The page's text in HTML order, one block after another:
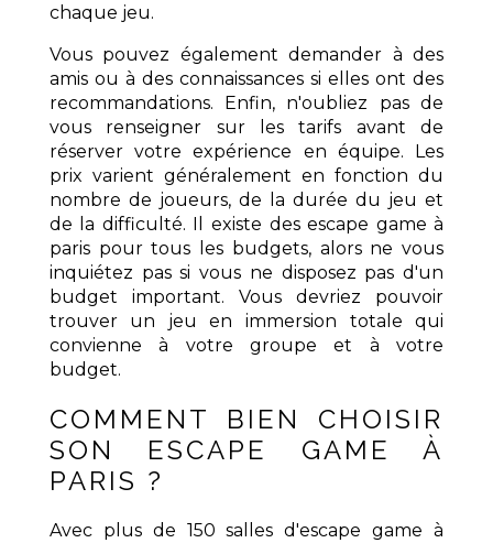
chaque jeu.
Vous pouvez également demander à des
amis ou à des connaissances si elles ont des
recommandations. Enfin, n'oubliez pas de
vous renseigner sur les tarifs avant de
réserver votre expérience en équipe. Les
prix varient généralement en fonction du
nombre de joueurs, de la durée du jeu et
de la difficulté. Il existe des escape game à
paris pour tous les budgets, alors ne vous
inquiétez pas si vous ne disposez pas d'un
budget important. Vous devriez pouvoir
trouver un jeu en immersion totale qui
convienne à votre groupe et à votre
budget.
COMMENT BIEN CHOISIR
SON ESCAPE GAME À
PARIS ?
Avec plus de 150 salles d'escape game à